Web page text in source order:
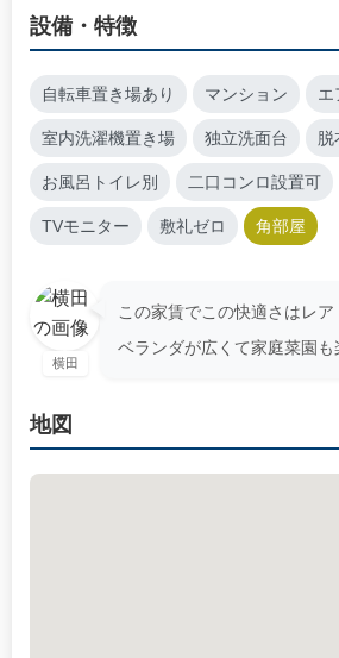
設備・特徴
自転車置き場あり マンション エ
室内洗濯機置き場 独立洗面台 脱
お風呂トイレ別 二口コンロ設置可
TVモニター 敷礼ゼロ 角部屋
横田
この家賃でこの快適さはレア
ベランダが広くて家庭菜園も
地図